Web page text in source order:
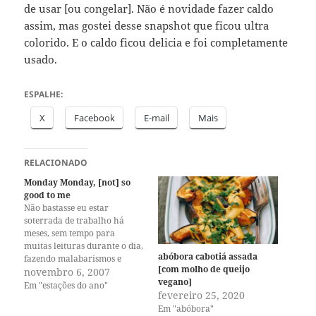
de usar [ou congelar]. Não é novidade fazer caldo
assim, mas gostei desse snapshot que ficou ultra
colorido. E o caldo ficou delicia e foi completamente
usado.
ESPALHE:
X Facebook E-mail Mais
RELACIONADO
Monday Monday, [not] so
good to me
Não bastasse eu estar
soterrada de trabalho há
meses, sem tempo para
muitas leituras durante o dia,
fazendo malabarismos e
correrias para poder manter
esse Chucrute ativo durante a
novembro 6, 2007
Em "estações do ano"
abóbora cabotiá assada
[com molho de queijo
vegano]
fevereiro 25, 2020
Em "abóbora"